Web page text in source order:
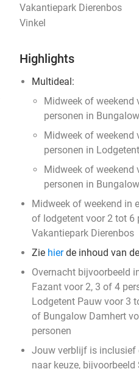
Vakantiepark Dierenbos
Vinkel
Highlights
Multideal:
Midweek of weekend
personen in
Midweek of weekend
personen in
Midweek of weekend
personen in
Midweek of weekend in
of lodgetent voor 2 tot 6
Vakantiepark Dierenbos
Zie hierde inhoud van
Overnacht bijvoorbeeld
Fazant voor 2, 3 of 4
Lodgetent Pauw voor 3
of Bungalow Damhert
personen
Jouw verblijf is inclusief
naar keuze,